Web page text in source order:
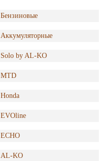
Бензиновые
Аккумуляторные
Solo by AL-KO
MTD
Honda
EVOline
ECHO
AL-KO